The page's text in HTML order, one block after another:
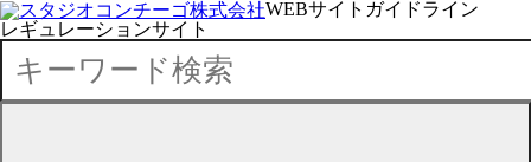
WEBサイトガイドライン
レギュレーションサイト